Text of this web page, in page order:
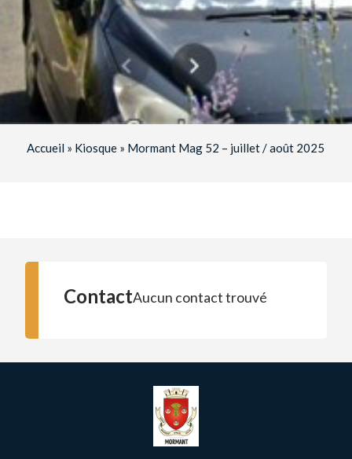
Accueil » Kiosque » Mormant Mag 52 – juillet / août 2025
ContactAucun contact trouvé